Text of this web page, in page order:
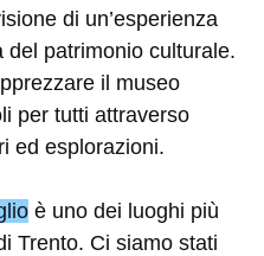
di un’esperienza
patrimonio culturale.
il museo
per tutti attraverso
ed esplorazioni.
è uno dei luoghi più
Trento. Ci siamo stati